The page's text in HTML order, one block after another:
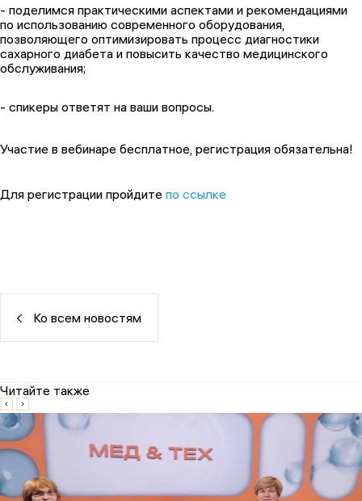
- поделимся практическими аспектами и рекомендациями
по использованию современного оборудования,
позволяющего оптимизировать процесс диагностики
сахарного диабета и повысить качество медицинского
обслуживания;
- спикеры ответят на ваши вопросы.
Участие в вебинаре бесплатное, регистрация обязательна!
Для регистрации пройдите по ссылке
Ко всем новостям
Читайте также